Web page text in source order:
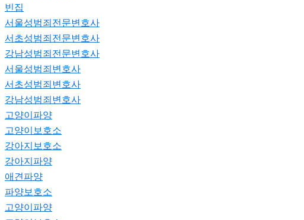
빈집
서울성범죄전문변호사
서초성범죄전문변호사
강남성범죄전문변호사
서울성범죄변호사
서초성범죄변호사
강남성범죄변호사
고양이파양
고양이보호소
강아지보호소
강아지파양
애견파양
파양보호소
고양이파양